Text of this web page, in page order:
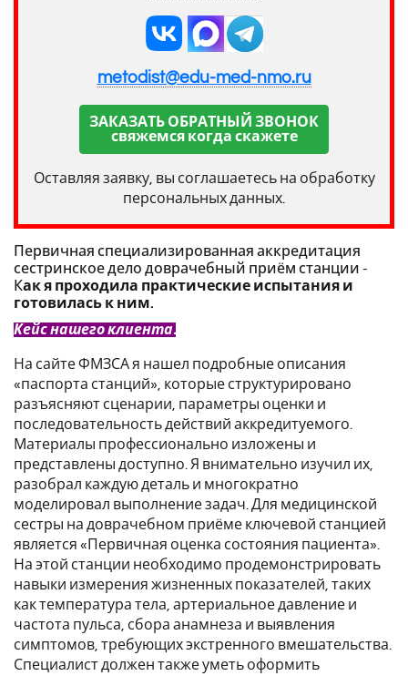
metodist@edu-med-nmo.ru
ЗАКАЗАТЬ ОБРАТНЫЙ ЗВОНОК
свяжемся когда скажете
Оставляя заявку, вы соглашаетесь на обработку
персональных данных.
Первичная специализированная аккредитация
сестринское дело доврачебный приём станции -
Как я проходила практические испытания и
готовилась к ним.
Кейс нашего клиента.
На сайте ФМЗСА я нашел подробные описания
«паспорта станций», которые структурировано
разъясняют сценарии, параметры оценки и
последовательность действий аккредитуемого.
Материалы профессионально изложены и
представлены доступно. Я внимательно изучил их,
разобрал каждую деталь и многократно
моделировал выполнение задач. Для медицинской
сестры на доврачебном приёме ключевой станцией
является «Первичная оценка состояния пациента».
На этой станции необходимо продемонстрировать
навыки измерения жизненных показателей, таких
как температура тела, артериальное давление и
частота пульса, сбора анамнеза и выявления
симптомов, требующих экстренного вмешательства.
Специалист должен также уметь оформить